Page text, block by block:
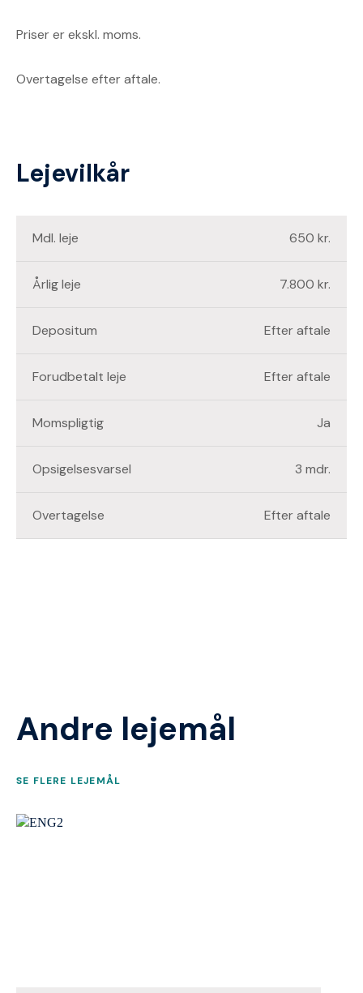
Priser er ekskl. moms.
Overtagelse efter aftale.
Lejevilkår
Mdl. leje 650 kr.
Årlig leje 7.800 kr.
Depositum Efter aftale
Forudbetalt leje Efter aftale
Momspligtig Ja
Opsigelsesvarsel 3 mdr.
Overtagelse Efter aftale
Andre lejemål
SE FLERE LEJEMÅL